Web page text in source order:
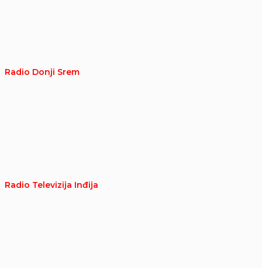
Radio Donji Srem
Radio Televizija Inđija